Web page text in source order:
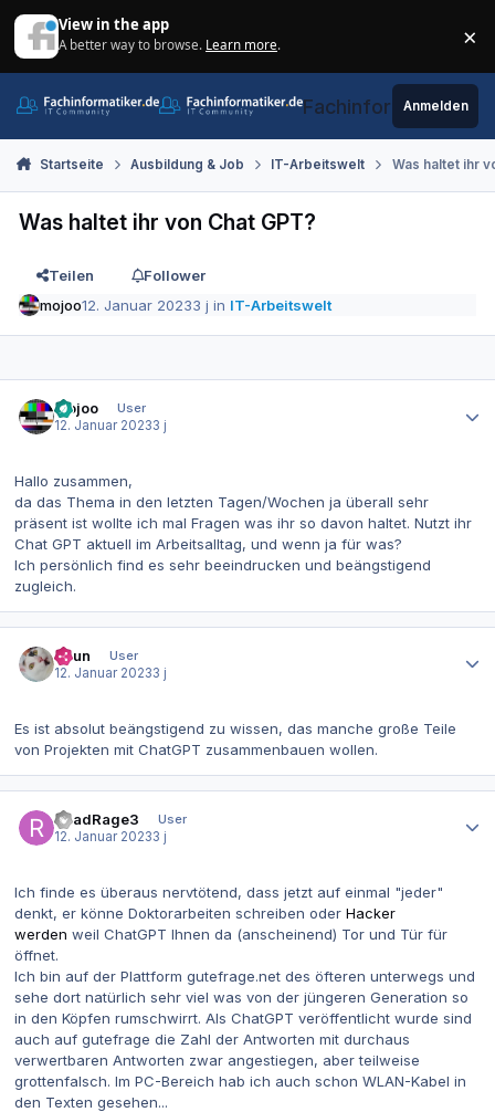
View in the app
A better way to browse. Learn more. ×
Fachinformatiker.de
Anmelden
Startseite Ausbildung & Job IT-Arbeitswelt Was haltet ihr
Was haltet ihr von Chat GPT?
Teilen
Follower
mojoo12. Januar 20233 j in IT-Arbeitswelt
mojoo
User
12. Januar 20233 j
Hallo zusammen,
da das Thema in den letzten Tagen/Wochen ja überall sehr
präsent ist wollte ich mal Fragen was ihr so davon haltet. Nutzt ihr
Chat GPT aktuell im Arbeitsalltag, und wenn ja für was?
Ich persönlich find es sehr beeindrucken und beängstigend
zugleich.
Shun
User
12. Januar 20233 j
Es ist absolut beängstigend zu wissen, das manche große Teile
von Projekten mit ChatGPT zusammenbauen wollen.
RoadRage3
User
12. Januar 20233 j
Ich finde es überaus nervtötend, dass jetzt auf einmal "jeder"
denkt, er könne Doktorarbeiten schreiben oder Hacker
werden weil ChatGPT Ihnen da (anscheinend) Tor und Tür für
öffnet.
Ich bin auf der Plattform gutefrage.net des öfteren unterwegs und
sehe dort natürlich sehr viel was von der jüngeren Generation so
in den Köpfen rumschwirrt. Als ChatGPT veröffentlicht wurde sind
auch auf gutefrage die Zahl der Antworten mit durchaus
verwertbaren Antworten zwar angestiegen, aber teilweise
grottenfalsch. Im PC-Bereich hab ich auch schon WLAN-Kabel in
den Texten gesehen...